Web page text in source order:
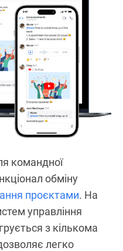
командної
обміну
проєктами. На
управління
з кількома
легко